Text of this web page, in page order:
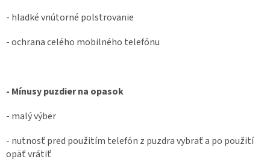
- hladké vnútorné polstrovanie
- ochrana celého mobilného telefónu
- Mínusy puzdier na opasok
- malý výber
- nutnosť pred použitím telefón z puzdra vybrať a po použití
opäť vrátiť